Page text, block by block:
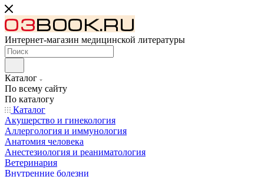
Интернет-магазин медицинской литературы
Каталог
По всему сайту
По каталогу
Каталог
Акушерство и гинекология
Аллергология и иммунология
Анатомия человека
Анестезиология и реаниматология
Ветеринария
Внутренние болезни